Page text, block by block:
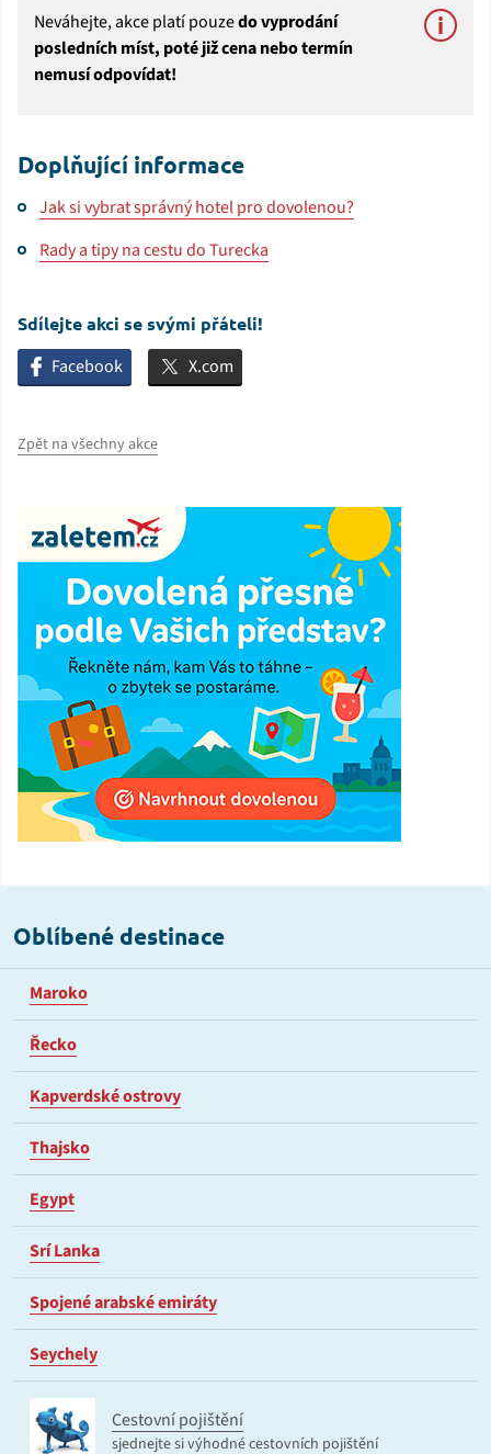
Neváhejte, akce platí pouzedo vyprodání
posledních míst, poté již cena nebo termín
nemusí odpovídat!
Doplňující informace
Jak si vybrat správný hotel pro dovolenou?
Rady a tipy na cestu do Turecka
Sdílejte akci se svými přáteli!
Facebook X.com
Zpět na všechny akce
Oblíbené destinace
Maroko
Řecko
Kapverdské ostrovy
Thajsko
Egypt
Srí Lanka
Spojené arabské emiráty
Seychely
Cestovní pojištění
sjednejte si výhodné cestovních pojištění